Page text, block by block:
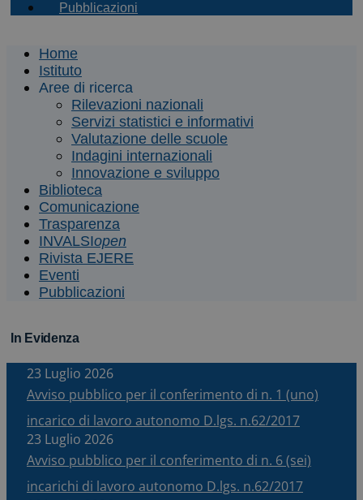
Pubblicazioni
Home
Istituto
Aree di ricerca
Rilevazioni nazionali
Servizi statistici e informativi
Valutazione delle scuole
Indagini internazionali
Innovazione e sviluppo
Biblioteca
Comunicazione
Trasparenza
INVALSIopen
Rivista EJERE
Eventi
Pubblicazioni
In Evidenza
23 Luglio 2026
Avviso pubblico per il conferimento di n. 1 (uno)
incarico di lavoro autonomo D.lgs. n.62/2017
23 Luglio 2026
Avviso pubblico per il conferimento di n. 6 (sei)
incarichi di lavoro autonomo D.lgs. n.62/2017